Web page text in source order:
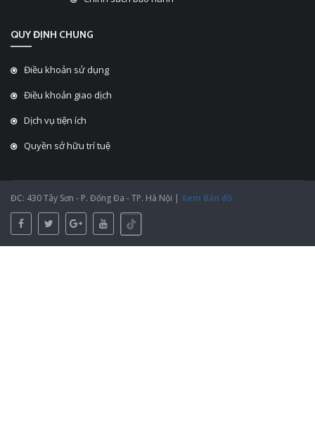
QUY ĐỊNH CHUNG
Điều khoản sử dụng
Điều khoản giao dịch
Dịch vụ tiện ích
Quyền sở hữu trí tuệ
ĐC: 430 Tây Sơn - P. Đống Đa - TP. Hà Nội | Xem Bản đồ